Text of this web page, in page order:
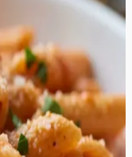
meistriteos, mis
maitsebuketiga.
terava viina vahel,
õrna ja kütkestava
sametine, kattes
Selles roas
ja küpse tomati
praetud sibula
oma kauni